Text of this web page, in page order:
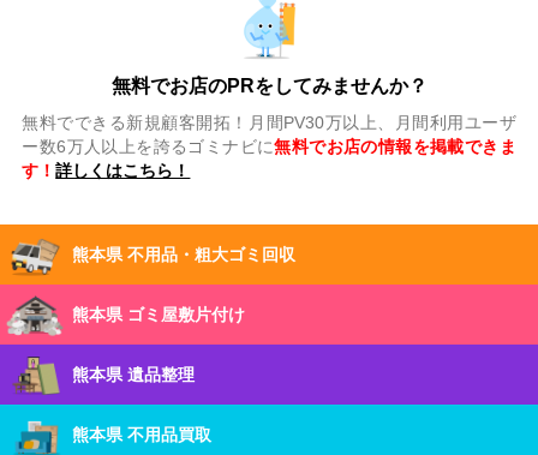
無料でお店のPRをしてみませんか？
無料でできる新規顧客開拓！月間PV30万以上、月間利用ユーザ
ー数6万人以上を誇るゴミナビに無料でお店の情報を掲載できま
す！詳しくはこちら！
熊本県 不用品・粗大ゴミ回収
熊本県 ゴミ屋敷片付け
熊本県 遺品整理
熊本県 不用品買取